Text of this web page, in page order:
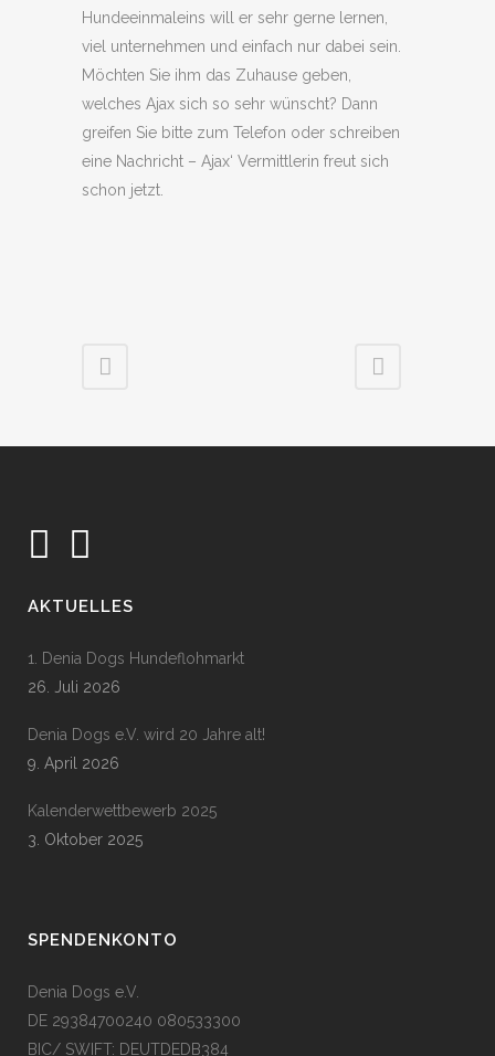
Hundeeinmaleins will er sehr gerne lernen,
viel unternehmen und einfach nur dabei sein.
Möchten Sie ihm das Zuhause geben,
welches Ajax sich so sehr wünscht? Dann
greifen Sie bitte zum Telefon oder schreiben
eine Nachricht – Ajax‘ Vermittlerin freut sich
schon jetzt.
AKTUELLES
1. Denia Dogs Hundeflohmarkt
26. Juli 2026
Denia Dogs e.V. wird 20 Jahre alt!
9. April 2026
Kalenderwettbewerb 2025
3. Oktober 2025
SPENDENKONTO
Denia Dogs e.V.
DE 29384700240 080533300
BIC/ SWIFT: DEUTDEDB384